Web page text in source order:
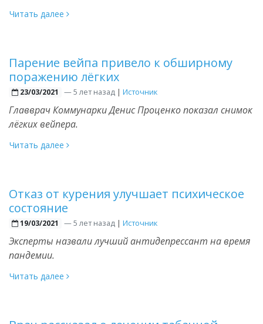
Читать далее
Парение вейпа привело к обширному
поражению лёгких
23/03/2021 —5 лет назад | Источник
Главврач Коммунарки Денис Проценко показал снимок
лёгких вейпера.
Читать далее
Отказ от курения улучшает психическое
состояние
19/03/2021 —5 лет назад | Источник
Эксперты назвали лучший антидепрессант на время
пандемии.
Читать далее